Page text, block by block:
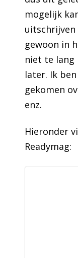
mogelijk
uitschrijven
gewoon in
niet te
later. Ik
gekomen
enz.
Hieronder
Readymag: